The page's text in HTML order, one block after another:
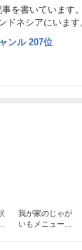
を書いています
ドネシアにいま
ンル 207位
我が家のじゃが
いもメニューに